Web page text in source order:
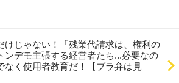
けじゃない！「残業代請求は、権利の
ンデモ主張する経営者たち...必要なの
なく使用者教育だ！【ブラ弁は見